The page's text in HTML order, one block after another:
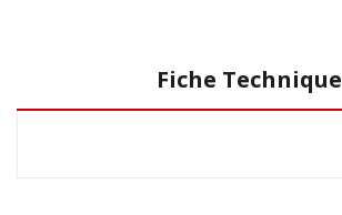
Fiche Technique